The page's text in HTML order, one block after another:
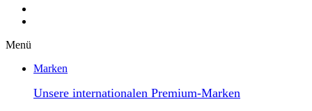
Menü
Marken
Unsere internationalen Premium-Marken